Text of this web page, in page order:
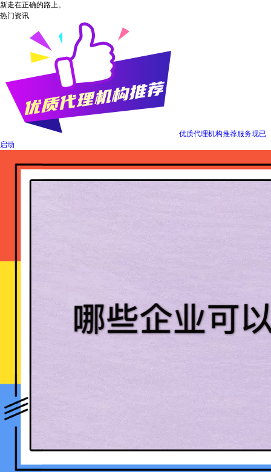
新走在正确的路上。
热门资讯
优质代理机构推荐服务现已
启动